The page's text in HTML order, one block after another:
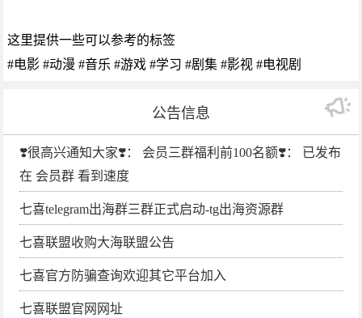
这里提供一些可以参考的标签
#电影 #动漫 #音乐 #游戏 #学习 #剧集 #影视 #电视剧
公告信息
❣️很高兴通知大家❣️： 会员三群福利前100名额❣️： 已发布
在 会员群 看到速度
七喜telegram出海群三群正式启动-tg出海资源群
七喜联盟收购大海联盟公告
七喜官方防骗查询欢迎其它平台加入
七喜联盟官网网址